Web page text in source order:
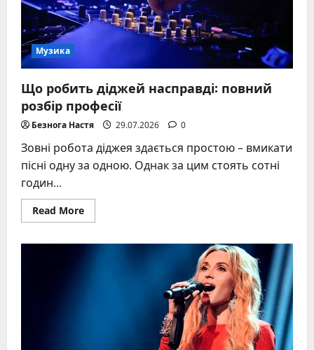
Музика
Що робить діджей насправді: повний
розбір професії
Безнога Настя 29.07.2026 0
Зовні робота діджея здається простою – вмикати
пісні одну за одною. Однак за цим стоять сотні
годин...
Read MoreRead
more